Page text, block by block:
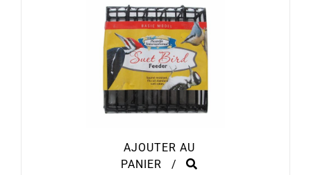
AJOUTER AU
PANIER
/